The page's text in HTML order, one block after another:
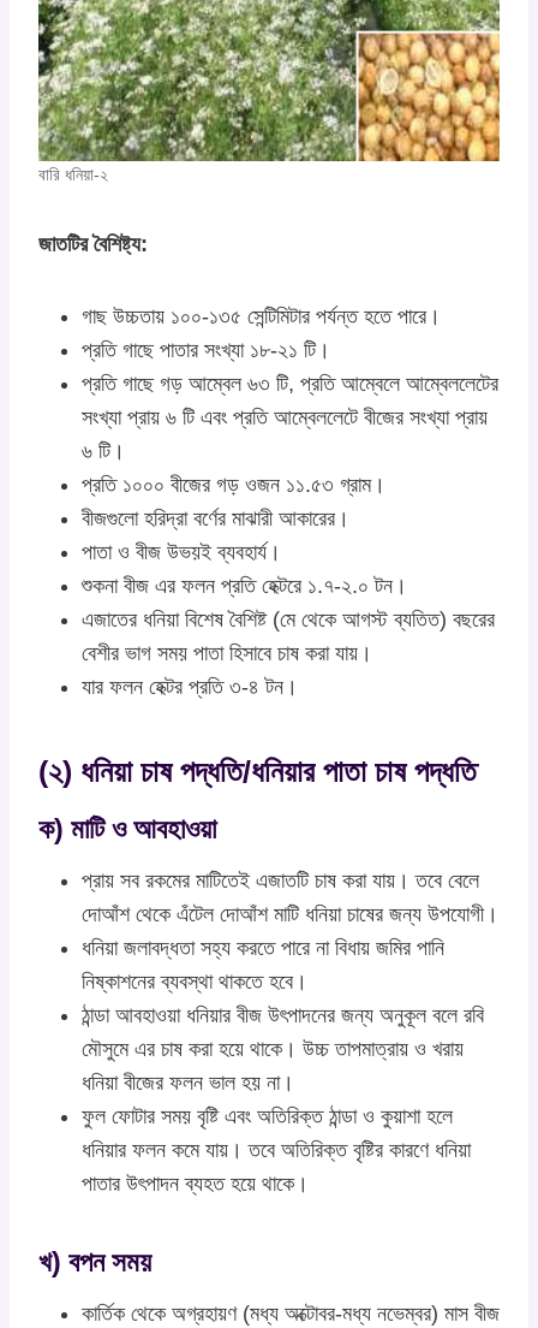
বারি ধনিয়া-২
জাতটির বৈশিষ্ট্য:
গাছ উচ্চতায় ১০০-১৩৫ সেন্টিমিটার পর্যন্ত হতে পারে।
প্রতি গাছে পাতার সংখ্যা ১৮-২১ টি।
প্রতি গাছে গড় আম্বেল ৬৩ টি, প্রতি আম্বেলে আম্বেললেটের
সংখ্যা প্রায় ৬ টি এবং প্রতি আম্বেললেটে বীজের সংখ্যা প্রায়
৬ টি।
প্রতি ১০০০ বীজের গড় ওজন ১১.৫৩ গ্রাম।
বীজগুলো হরিদ্রা বর্ণের মাঝারী আকারের।
পাতা ও বীজ উভয়ই ব্যবহার্য।
শুকনা বীজ এর ফলন প্রতি হেক্টরে ১.৭-২.০ টন।
এজাতের ধনিয়া বিশেষ বৈশিষ্ট (মে থেকে আগস্ট ব্যতিত) বছরের
বেশীর ভাগ সময় পাতা হিসাবে চাষ করা যায়।
যার ফলন হেক্টর প্রতি ৩-৪ টন।
(২) ধনিয়া চাষ পদ্ধতি/ধনিয়ার পাতা চাষ পদ্ধতি
ক) মাটি ও আবহাওয়া
প্রায় সব রকমের মাটিতেই এজাতটি চাষ করা যায়। তবে বেলে
দোআঁশ থেকে এঁটেল দোআঁশ মাটি ধনিয়া চাষের জন্য উপযোগী।
ধনিয়া জলাবদ্ধতা সহ্য করতে পারে না বিধায় জমির পানি
নিষ্কাশনের ব্যবস্থা থাকতে হবে।
ঠান্ডা আবহাওয়া ধনিয়ার বীজ উৎপাদনের জন্য অনুকূল বলে রবি
মৌসুমে এর চাষ করা হয়ে থাকে। উচ্চ তাপমাত্রায় ও খরায়
ধনিয়া বীজের ফলন ভাল হয় না।
ফুল ফোটার সময় বৃষ্টি এবং অতিরিক্ত ঠান্ডা ও কুয়াশা হলে
ধনিয়ার ফলন কমে যায়। তবে অতিরিক্ত বৃষ্টির কারণে ধনিয়া
পাতার উৎপাদন ব্যহত হয়ে থাকে।
খ) বপন সময়
কার্তিক থেকে অগ্রহায়ণ (মধ্য অক্টোবর-মধ্য নভেম্বর) মাস বীজ